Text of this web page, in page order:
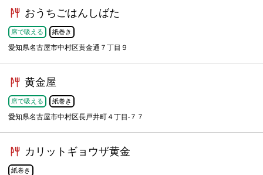
おうちごはんしばた
席で吸える 紙巻き
愛知県名古屋市中村区黄金通７丁目９
黄金屋
席で吸える 紙巻き
愛知県名古屋市中村区長戸井町４丁目-７７
カリットギョウザ黄金
紙巻き